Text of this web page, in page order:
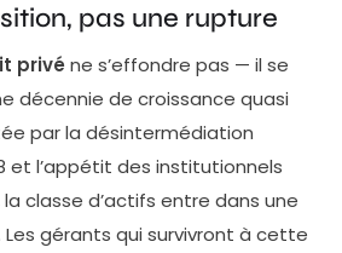
pas une rupture
privé ne s’effondre pas — il se
décennie de croissance quasi
par la désintermédiation
et l’appétit des institutionnels
classe d’actifs entre dans une
gérants qui survivront à cette